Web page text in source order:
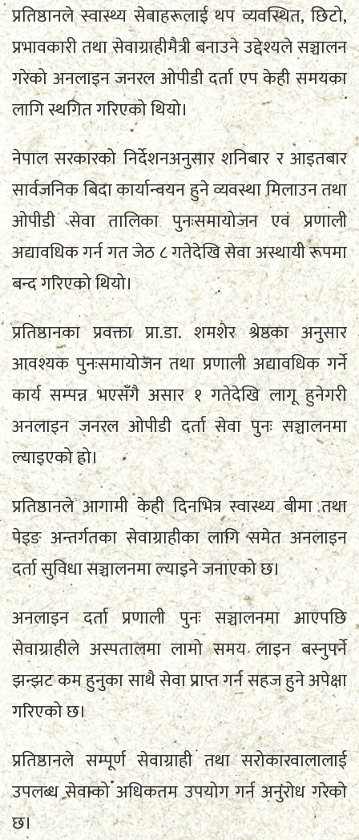
प्रतिष्ठानले स्वास्थ्य सेवाहरूलाई थप व्यवस्थित, छिटो,
प्रभावकारी तथा सेवाग्राहीमैत्री बनाउने उद्देश्यले सञ्चालन
गरेको अनलाइन जनरल ओपीडी दर्ता एप केही समयका
लागि स्थगित गरिएको थियो।
नेपाल सरकारको निर्देशनअनुसार शनिबार र आइतबार
सार्वजनिक बिदा कार्यान्वयन हुने व्यवस्था मिलाउन तथा
ओपीडी सेवा तालिका पुनःसमायोजन एवं प्रणाली
अद्यावधिक गर्न गत जेठ ८ गतेदेखि सेवा अस्थायी रूपमा
बन्द गरिएको थियो।
प्रतिष्ठानका प्रवक्ता प्रा.डा. शमशेर श्रेष्ठका अनुसार
आवश्यक पुनःसमायोजन तथा प्रणाली अद्यावधिक गर्ने
कार्य सम्पन्न भएसँगै असार १ गतेदेखि लागू हुनेगरी
अनलाइन जनरल ओपीडी दर्ता सेवा पुनः सञ्चालनमा
ल्याइएको हो।
प्रतिष्ठानले आगामी केही दिनभित्र स्वास्थ्य बीमा तथा
पेइङ अन्तर्गतका सेवाग्राहीका लागि समेत अनलाइन
दर्ता सुविधा सञ्चालनमा ल्याइने जनाएको छ।
अनलाइन दर्ता प्रणाली पुनः सञ्चालनमा आएपछि
सेवाग्राहीले अस्पतालमा लामो समय लाइन बस्नुपर्ने
झन्झट कम हुनुका साथै सेवा प्राप्त गर्न सहज हुने अपेक्षा
गरिएको छ।
प्रतिष्ठानले सम्पूर्ण सेवाग्राही तथा सरोकारवालालाई
उपलब्ध सेवाको अधिकतम उपयोग गर्न अनुरोध गरेको
छ।